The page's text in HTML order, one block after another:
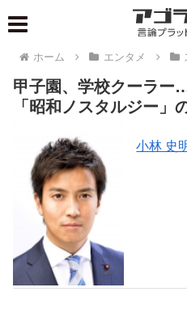
ホーム エンタメ
甲子園、学校クーラー
「昭和ノスタルジー」
小林 史